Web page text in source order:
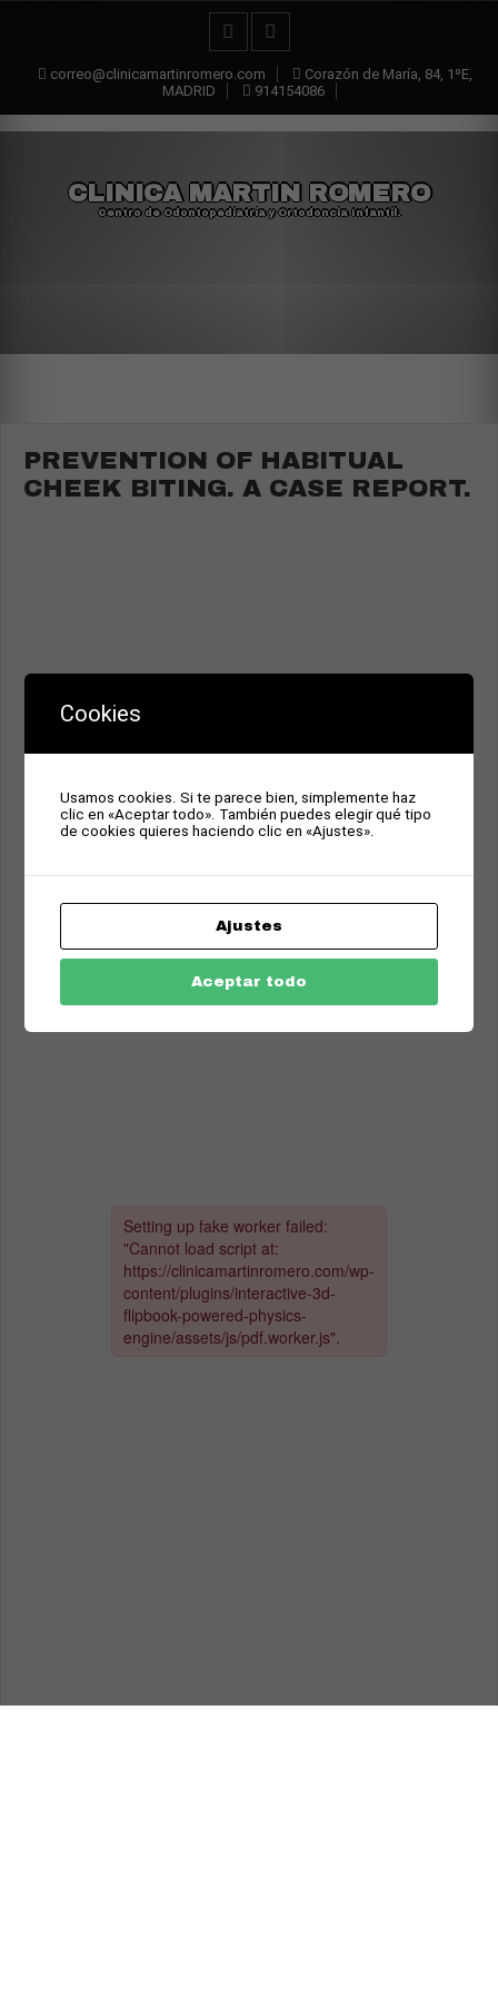
correo@clinicamartinromero.com
Corazón de María, 84, 1ºE,
MADRID
914154086
CLINICA MARTIN ROMERO
Centro de Odontopediatría y Ortodoncia Infantil.
PREVENTION OF HABITUAL
CHEEK BITING. A CASE REPORT.
Cookies
Usamos cookies. Si te parece bien, simplemente haz
clic en «Aceptar todo». También puedes elegir qué tipo
de cookies quieres haciendo clic en «Ajustes».
Ajustes
Aceptar todo